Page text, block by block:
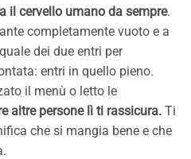
il cervello umano da sempre.
completamente vuoto e a
dei due entri per
entri in quello pieno.
il menù o letto le
altre persone lì ti rassicura. Ti
che si mangia bene e che